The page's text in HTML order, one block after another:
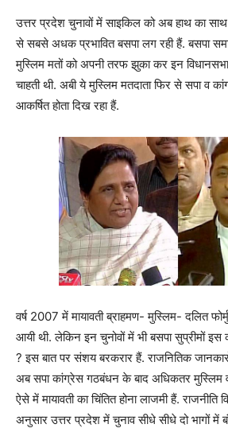
उत्तर प्रदेश चुनावों में साइकिल को अब हाथ का
से सबसे अधक प्रभावित बसपा लग रही हैं. बसपा
मुस्लिम मतों को अपनी तरफ झुका कर इन विधानसभा
चाहती थी. अबी ये मुस्लिम मतदाता फिर से सपा व
आकर्षित होता दिख रहा हैं.
वर्ष 2007 में मायावती ब्राहमण- मुस्लिम- दलित
आयी थी. लेकिन इन चुनोवों में भी बसपा सुप्रीमों इस
? इस बात पर संशय बरकरार हैं. राजनितिक
अब सपा कांग्रेस गठबंधन के बाद अधिकतर मुस्लिम
ऐसे में मायावती का चिंतित होना लाजमी हैं. राजनीति
अनुसार उत्तर प्रदेश में चुनाव सीधे सीधे दो भागों में